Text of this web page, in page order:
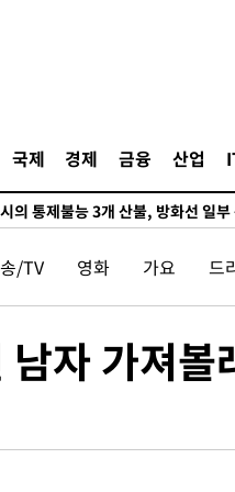
국제 경제 금융 산업
의 통제불능 3개 산불, 방화선 일부
지금 최고지도자와 소통하기가 매
무즈 해협 통행 항로 합의" 이란
이란-오만 협상 기대속 뉴욕증시 혼
무즈 해협 통행 항로 합의" 이란
/TV 영화 가요 드
자 가져